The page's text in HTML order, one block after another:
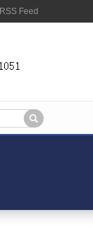
RSS Feed